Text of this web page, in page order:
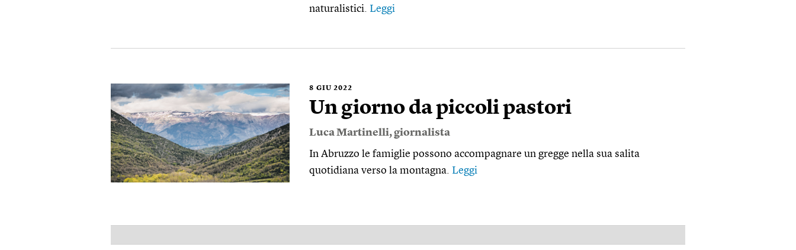
naturalistici. Leggi
8 GIU 2022
Un giorno da piccoli pastori
Luca Martinelli, giornalista
In Abruzzo le famiglie possono accompagnare un gregge nella sua salita
quotidiana verso la montagna. Leggi